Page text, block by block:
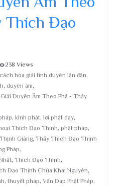
Thích Đạo
238 Views
cách hóa giải tình duyên lận đận,
, duyên âm,
Duyên Âm Theo Phá - Thầy
, kinh phật, lời phật dạy,
Thích Đạo Thịnh, phật pháp,
Giảng, Thầy Thích Đạo Thịnh
Pháp,
, Thích Đạo Thịnh,
Đạo Thịnh Chùa Khai Nguyên,
, thuyết pháp, Vấn Đáp Phật Pháp,